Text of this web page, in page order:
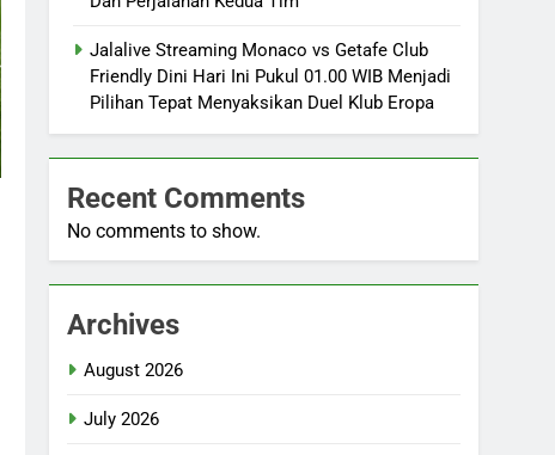
Jalalive Streaming Monaco vs Getafe Club
Friendly Dini Hari Ini Pukul 01.00 WIB Menjadi
Pilihan Tepat Menyaksikan Duel Klub Eropa
Recent Comments
No comments to show.
Archives
August 2026
July 2026